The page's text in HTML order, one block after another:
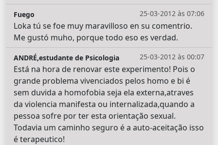
25-03-2012 às 07:06
Fuego
Loka tú se foe muy maravilloso en su comentrio.
Me gustó muho, porque todo eso es verdad.
25-03-2012 às 00:07
ANDRÉ,estudante de Psicologia
Está na hora de renovar este experimento! Pois o
grande problema vivenciados pelos homo e bi é
sem duvida a homofobia seja ela externa,atraves
da violencia manifesta ou internalizada,quando a
pessoa sofre por ter esta orientação sexual.
Todavia um caminho seguro é a auto-aceitação isso
é terapeutico!